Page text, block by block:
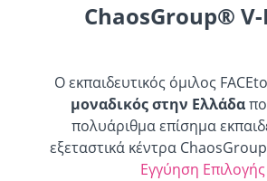
ChaosGroup®
O εκπαιδευτικός όμιλος
μοναδικός στην Ελλάδα
πολυάριθμα επίσημα
εξεταστικά κέντρα
Εγγύηση Επιλογής